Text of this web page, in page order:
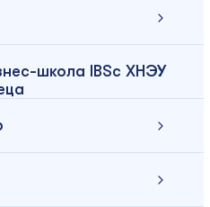
школа IBSc ХНЭУ